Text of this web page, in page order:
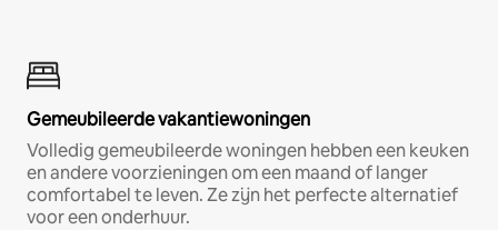
Gemeubileerde vakantiewoningen
Volledig gemeubileerde woningen hebben een keuken
en andere voorzieningen om een maand of langer
comfortabel te leven. Ze zijn het perfecte alternatief
voor een onderhuur.